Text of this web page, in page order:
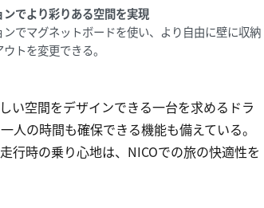
ンでより彩りある空間を実現
ンでマグネットボードを使い、より自由に壁に収納
トを変更できる。
い空間をデザインできる一台を求めるドラ
の時間も確保できる機能も備えている。
行時の乗り心地は、NICOでの旅の快適性を